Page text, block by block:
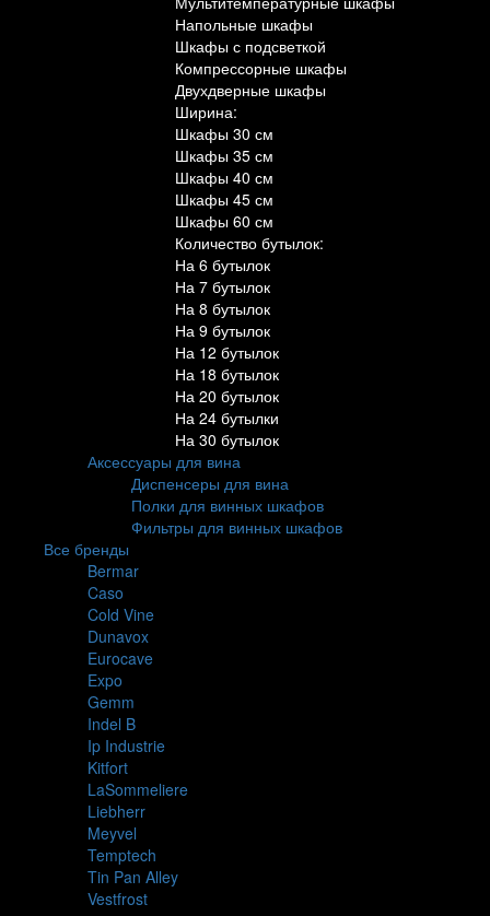
Напольные шкафы
Шкафы с подсветкой
Компрессорные шкафы
Двухдверные шкафы
Ширина:
Шкафы 30 см
Шкафы 35 см
Шкафы 40 см
Шкафы 45 см
Шкафы 60 см
Количество бутылок:
На 6 бутылок
На 7 бутылок
На 8 бутылок
На 9 бутылок
На 12 бутылок
На 18 бутылок
На 20 бутылок
На 24 бутылки
На 30 бутылок
Аксессуары для вина
Диспенсеры для вина
Полки для винных шкафов
Фильтры для винных шкафов
Все бренды
Bermar
Caso
Cold Vine
Dunavox
Eurocave
Expo
Gemm
Indel B
Ip Industrie
Kitfort
LaSommeliere
Liebherr
Meyvel
Temptech
Tin Pan Alley
Vestfrost